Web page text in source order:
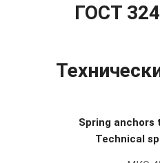
ГОСТ
Spring anchors
Technical